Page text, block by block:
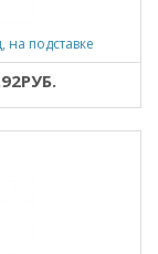
подставке